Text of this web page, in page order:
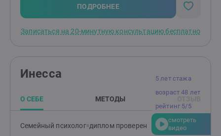
проверенные техники, чтобы изменения наступали
максимально быстро.Если вы готовы начать путь к
подходящий метод и начать движение к жизни,
ПОДРОБНЕЕ
Записаться на 20-минутную консультацию бесплатно
5 лет стажа
возраст 48 лет
рейтинг 5/5
смотреть
видео
Инесса
О СЕБЕ МЕТОДЫ
Семейный психолог диплом проверен